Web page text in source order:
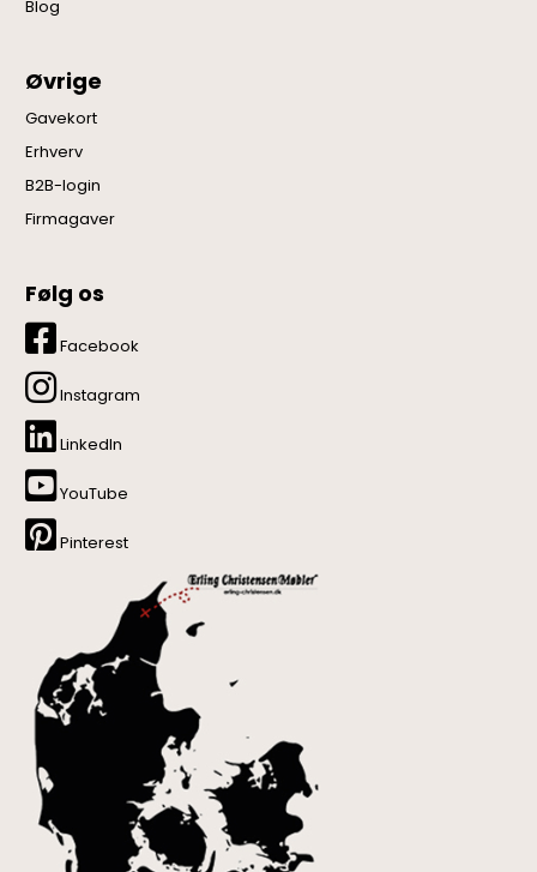
Blog
Øvrige
Gavekort
Erhverv
B2B-login
Firmagaver
Følg os
Facebook
Instagram
LinkedIn
YouTube
Pinterest